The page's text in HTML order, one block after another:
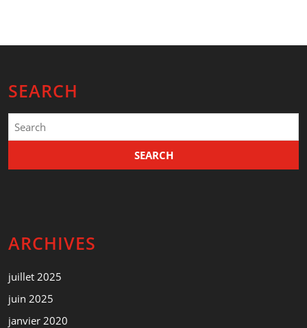
SEARCH
for:
ARCHIVES
juillet 2025
juin 2025
janvier 2020